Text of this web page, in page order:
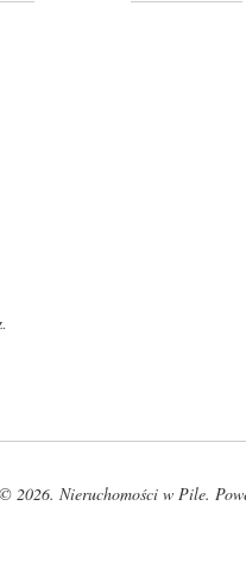
© 2026. Nieruchomości w Pile.